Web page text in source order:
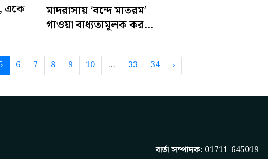
একে
মাদরাসায় ‘বন্দে মাতরম’
গাওয়া বাধ্যতামূলক করলো
6 7 8 9 10 ... 33 34 ›
বার্তা সম্পাদক: 01711-645019